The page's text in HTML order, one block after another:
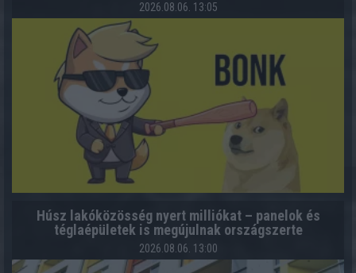
2026.08.06. 13:05
Húsz lakóközösség nyert milliókat – panelok és
téglaépületek is megújulnak országszerte
2026.08.06. 13:00